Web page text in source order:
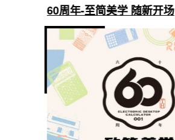
60周年-至简美学 随新开场